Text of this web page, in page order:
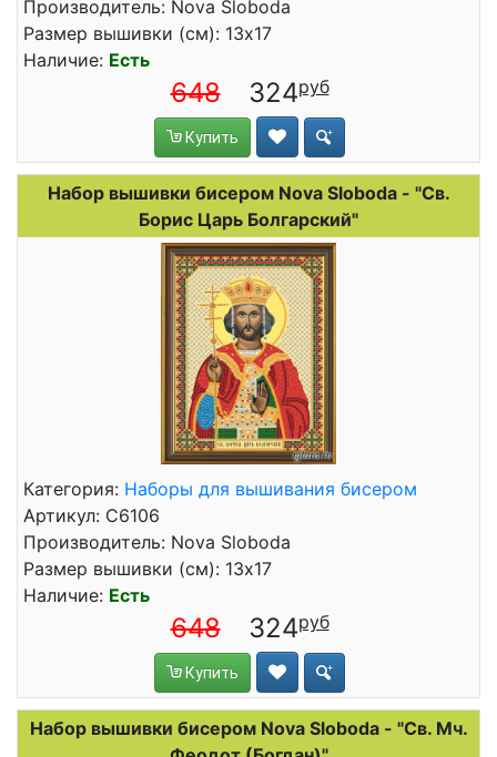
Производитель: Nova Sloboda
Размер вышивки (см): 13x17
Наличие: Есть
648 324
Купить
Набор вышивки бисером Nova Sloboda - "Св.
Борис Царь Болгарский"
Категория: Наборы для вышивания бисером
Артикул: C6106
Производитель: Nova Sloboda
Размер вышивки (см): 13x17
Наличие: Есть
648 324
Купить
Набор вышивки бисером Nova Sloboda - "Св. Мч.